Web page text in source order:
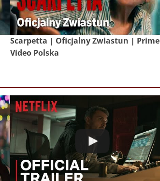
Scarpetta | Oficjalny Zwiastun | Prime
Video Polska